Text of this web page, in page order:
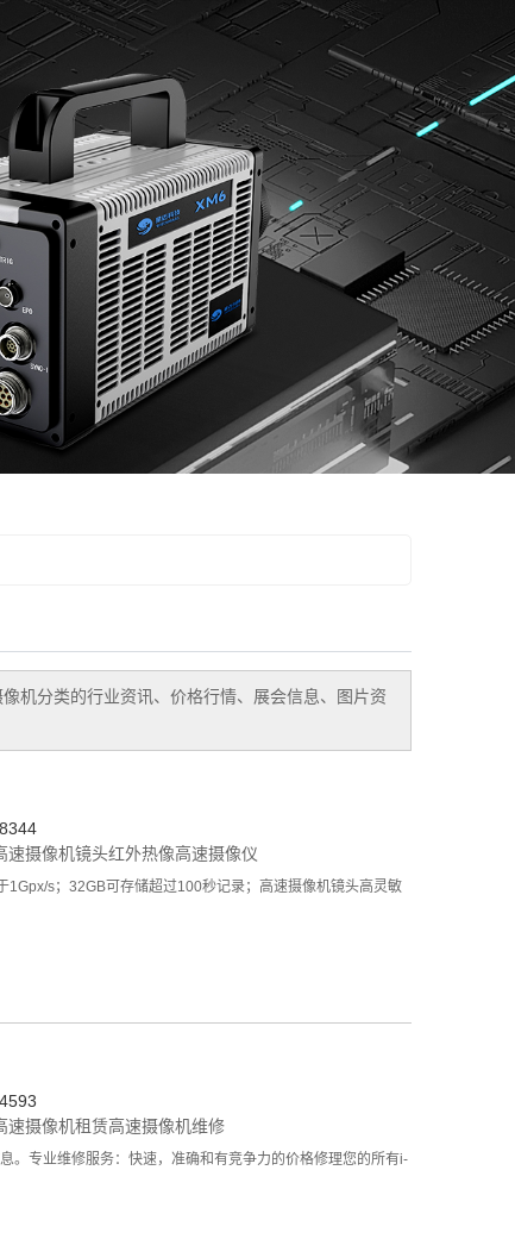
像机分类的行业资讯、价格行情、展会信息、图片资
速摄像机镜头红外热像高速摄像仪
s；32GB可存储超过100秒记录；高速摄像机镜头高灵敏
速摄像机租赁高速摄像机维修
。专业维修服务：快速，准确和有竞争力的价格修理您的所有i-